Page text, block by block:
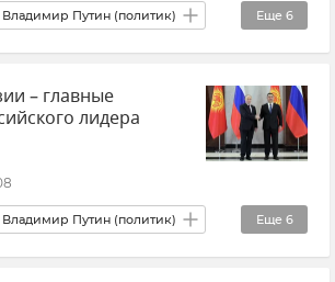
Еще 6
Владимир Путин (политик)
Киргизия
В мире
– главные
лидера
Еще 6
Владимир Путин (политик)
Киргизия